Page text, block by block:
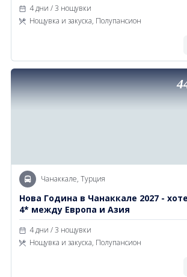
4 дни / 3 нощувки
Нощувка и закуска, Полупансион
Чанаккале, Турция
Нова Година в Чанаккале 2027 -
4* между Европа и Азия
4 дни / 3 нощувки
Нощувка и закуска, Полупансион